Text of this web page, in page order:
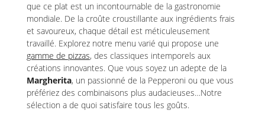
que ce plat est un incontournable de la gastronomie
mondiale. De la croûte croustillante aux ingrédients frais
et savoureux, chaque détail est méticuleusement
travaillé. Explorez notre menu varié qui propose une
gamme de pizzas, des classiques intemporels aux
créations innovantes. Que vous soyez un adepte de la
Margherita, un passionné de la Pepperoni ou que vous
préfériez des combinaisons plus audacieuses…Notre
sélection a de quoi satisfaire tous les goûts.